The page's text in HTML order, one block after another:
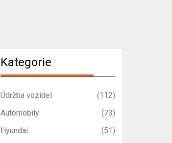
Kategorie
Údržba vozidel
(112)
Automobily
(73)
Hyundai
(51)